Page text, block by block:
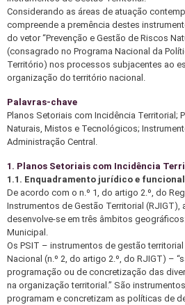
Considerando as áreas de atuação
compreende a premência destes
do vetor “Prevenção e Gestão de Riscos
(consagrado no Programa Nacional da
Território) nos processos subjacentes ao
organização do território nacional.
Palavras-chave
Planos Setoriais com Incidência Territorial;
Naturais, Mistos e Tecnológicos;
Administração Central.
1. Planos Setoriais com Incidência
1.1. Enquadramento jurídico e funcional
De acordo com o n.º 1, do artigo 2.º, do
Instrumentos de Gestão Territorial (RJIGT),
desenvolve-se em três âmbitos
Municipal.
Os PSIT – instrumentos de gestão
Nacional (n.º 2, do artigo 2.º, do RJIGT) –
programação ou de concretização das
na organização territorial.” São
programam e concretizam as políticas de